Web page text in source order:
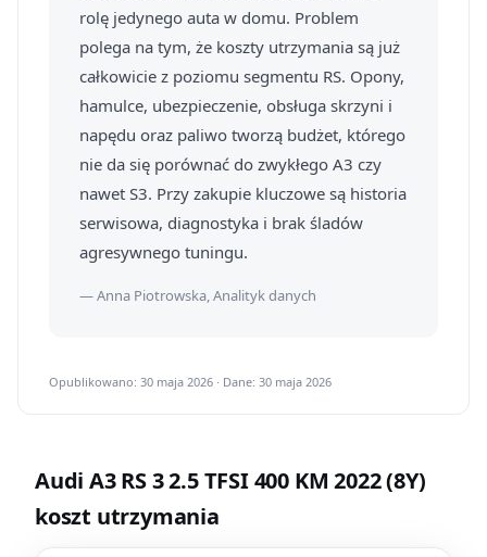
rolę jedynego auta w domu. Problem
polega na tym, że koszty utrzymania są już
całkowicie z poziomu segmentu RS. Opony,
hamulce, ubezpieczenie, obsługa skrzyni i
napędu oraz paliwo tworzą budżet, którego
nie da się porównać do zwykłego A3 czy
nawet S3. Przy zakupie kluczowe są historia
serwisowa, diagnostyka i brak śladów
agresywnego tuningu.
— Anna Piotrowska, Analityk danych
Opublikowano: 30 maja 2026 · Dane: 30 maja 2026
Audi A3 RS 3 2.5 TFSI 400 KM 2022 (8Y)
koszt utrzymania